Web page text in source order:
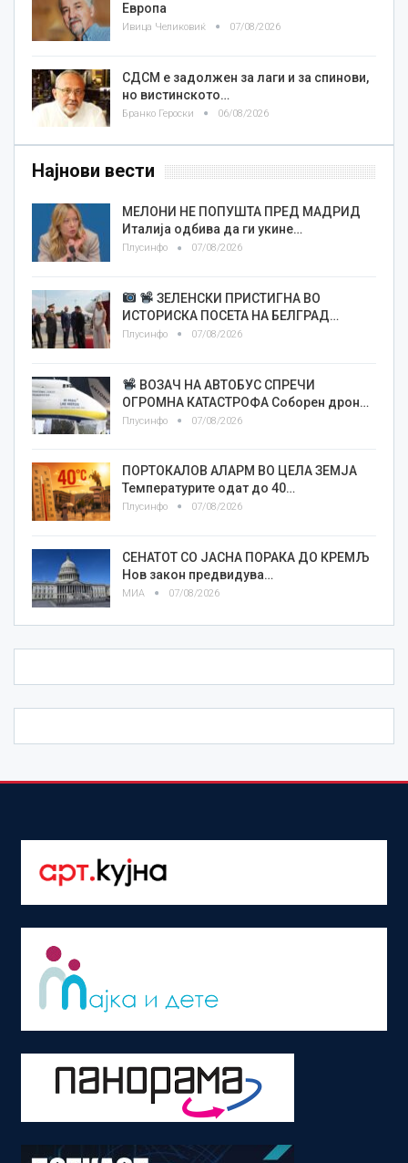
Европа
Ивица Челиковиќ 07/08/2026
СДСМ е задолжен за лаги и за спинови,
но вистинското…
Бранко Героски 06/08/2026
Најнови вести
МЕЛОНИ НЕ ПОПУШТА ПРЕД МАДРИД
Италија одбива да ги укине…
Плусинфо 07/08/2026
ЗЕЛЕНСКИ ПРИСТИГНА ВО
ИСТОРИСКА ПОСЕТА НА БЕЛГРАД…
Плусинфо 07/08/2026
ВОЗАЧ НА АВТОБУС СПРЕЧИ
ОГРОМНА КАТАСТРОФА Соборен дрон…
Плусинфо 07/08/2026
ПОРТОКАЛОВ АЛАРМ ВО ЦЕЛА ЗЕМЈА
Температурите одат до 40…
Плусинфо 07/08/2026
СЕНАТОТ СО ЈАСНА ПОРАКА ДО КРЕМЉ
Нов закон предвидува…
МИА 07/08/2026